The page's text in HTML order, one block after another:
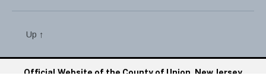
Up ↑
Official Website of the County of Union, New Jersey